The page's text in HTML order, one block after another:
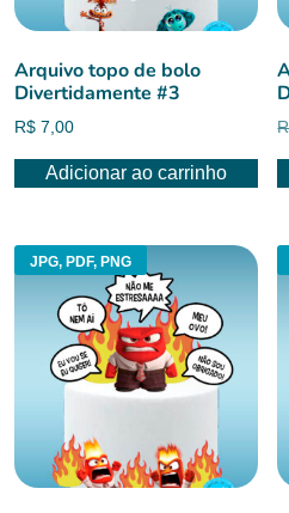
Arquivo topo de bolo
Divertidamente #3
R$ 7,00
Adicionar ao carrinho
JPG, PDF, PNG